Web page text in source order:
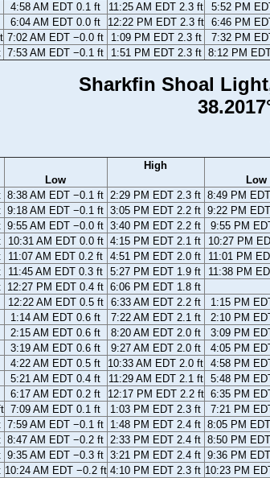
4:58 AM EDT 0.1 ft 11:25 AM EDT 2.3 ft 5:52 PM
6:04 AM EDT 0.0 ft 12:22 PM EDT 2.3 ft 6:46 PM
7:02 AM EDT −0.0 ft 1:09 PM EDT 2.3 ft 7:32 PM
7:53 AM EDT −0.1 ft 1:51 PM EDT 2.3 ft 8:12 PM
Sharkfin Shoal
Low
High
Low
8:38 AM EDT −0.1 ft 2:29 PM EDT 2.3 ft 8:49 PM
9:18 AM EDT −0.1 ft 3:05 PM EDT 2.2 ft 9:22 PM
9:55 AM EDT −0.0 ft 3:40 PM EDT 2.2 ft 9:55 PM
10:31 AM EDT 0.0 ft 4:15 PM EDT 2.1 ft 10:27 PM
11:07 AM EDT 0.2 ft 4:51 PM EDT 2.0 ft 11:01 PM
11:45 AM EDT 0.3 ft 5:27 PM EDT 1.9 ft 11:38 PM
12:27 PM EDT 0.4 ft 6:06 PM EDT 1.8 ft
12:22 AM EDT 0.5 ft 6:33 AM EDT 2.2 ft 1:15 PM
1:14 AM EDT 0.6 ft 7:22 AM EDT 2.1 ft 2:10 PM
2:15 AM EDT 0.6 ft 8:20 AM EDT 2.0 ft 3:09 PM
3:19 AM EDT 0.6 ft 9:27 AM EDT 2.0 ft 4:05 PM
4:22 AM EDT 0.5 ft 10:33 AM EDT 2.0 ft 4:58 PM
5:21 AM EDT 0.4 ft 11:29 AM EDT 2.1 ft 5:48 PM
6:17 AM EDT 0.2 ft 12:17 PM EDT 2.2 ft 6:35 PM
7:09 AM EDT 0.1 ft 1:03 PM EDT 2.3 ft 7:21 PM
7:59 AM EDT −0.1 ft 1:48 PM EDT 2.4 ft 8:05 PM
8:47 AM EDT −0.2 ft 2:33 PM EDT 2.4 ft 8:50 PM
9:35 AM EDT −0.3 ft 3:21 PM EDT 2.4 ft 9:36 PM
10:24 AM EDT −0.2 ft 4:10 PM EDT 2.3 ft 10:23 PM